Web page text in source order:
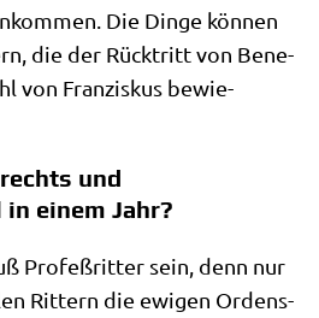
Die Din­ge kön­nen
die der Rück­tritt von Bene­
von Fran­zis­kus bewie­
und
einem Jahr?
Pro­feß­rit­ter sein, denn nur
Rit­tern die ewi­gen Ordens­